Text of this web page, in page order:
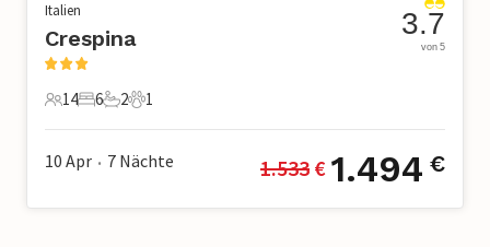
Italien
Crespina
14 Gäste
14
6 Schlafzimmer
6
2 Badezimmer
2
1 Haustier
1
3.7
von 5
10 Apr • 7 Nächte 1.533 € 1.494 €